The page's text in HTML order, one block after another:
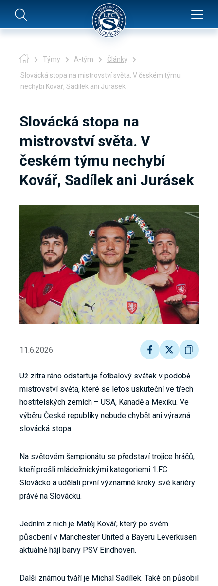
Týmy A-tým Články
Slovácká stopa na mistrovství světa. V českém týmu
nechybí Kovář, Sadílek ani Jurásek
Slovácká stopa na
mistrovství světa. V
českém týmu nechybí
Kovář, Sadílek ani Jurásek
11.6.2026
Už zítra ráno odstartuje fotbalový svátek v podobě
mistrovství světa, které se letos uskuteční ve třech
hostitelských zemích – USA, Kanadě a Mexiku. Ve
výběru České republiky nebude chybět ani výrazná
slovácká stopa.
Na světovém šampionátu se představí trojice hráčů,
kteří prošli mládežnickými kategoriemi 1.FC
Slovácko a udělali první významné kroky své kariéry
právě na Slovácku.
Jedním z nich je Matěj Kovář, který po svém
působení v Manchester United a Bayeru Leverkusen
aktuálně hájí barvy PSV Eindhoven.
Další známou tváří je Michal Sadílek. Také on působil